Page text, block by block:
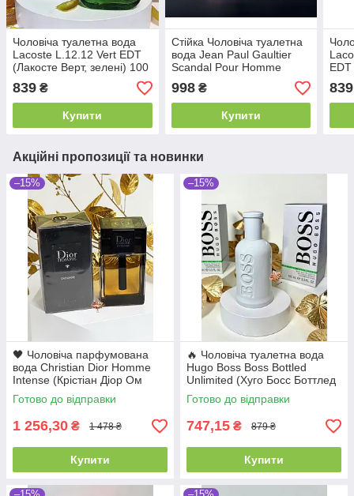
Чоловіча туалетна вода
Lacoste L.12.12 Vert EDT
(Лакосте Верт, зелені) 100
мл Цитрусові Фужерні
Свіжі Легкі Стійкі
Шлейфові
839 ₴
Купити
Стійка Чоловіча туалетна
вода Jean Paul Gaultier
Scandal Pour Homme
(Жан-Поль Готьє Скандал)
100 мл Свіжо-пряний
цитрусовий аромат
998₴
Купити
839
Акційні пропозиції та новинки
–15%
🖤 Чоловіча парфумована
вода Christian Dior Homme
Intense (Крістіан Діор Ом
Інтенс) 100 мл Деревинні
Квіткові Стійкі Шлейфові
Готово до відправки
1 256,30 ₴ 1 478 ₴
Купити
–15%
🔥 Чоловіча туалетна вода
Hugo Boss Boss Bottled
Unlimited (Хуго Босс Боттлед
Анлімітед) 100 мл Стійкі
Шлейфові Свіжі | Грейпфрут
Готово до відправки
747,15 ₴ 879 ₴
Купити